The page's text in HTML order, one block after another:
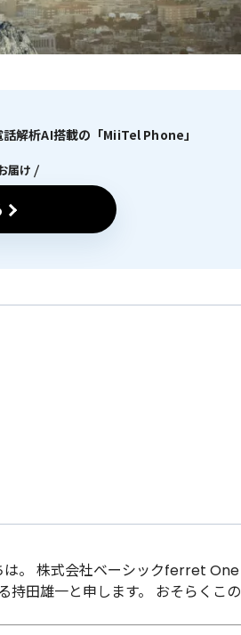
解析AI搭載の「MiiTel Phone」
届け
。 株式会社ベーシックferret One
持田雄一と申します。 おそらくこの